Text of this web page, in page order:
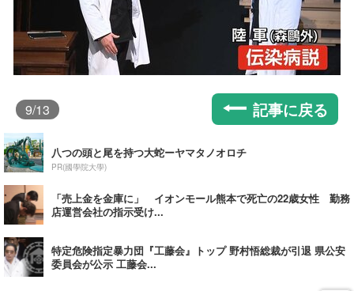
9/13 記事に戻る
八つの頭と尾を持つ大蛇ーヤマタノオロチ
PR(國學院大學)
「売上金を金庫に」 イオンモール熊本で死亡の22歳女性 勤務
店運営会社の指示受け...
特定危険指定暴力団『工藤会』トップ 野村悟総裁が引退 県公安
委員会が公示 工藤会...